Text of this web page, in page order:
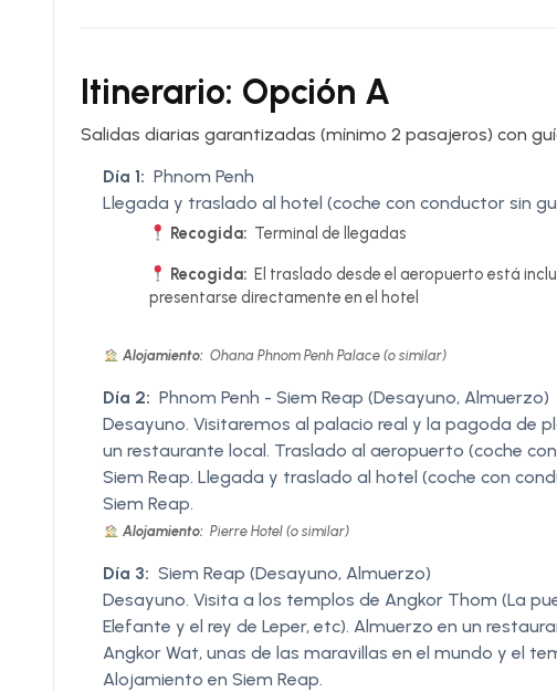
Itinerario: Opción A
Salidas diarias garantizadas (mínimo 2 pasajeros) con
Día 1: Phnom Penh
Llegada y traslado al hotel (coche con conductor sin
Recogida: Terminal de llegadas
Recogida: El traslado desde el aeropuerto está
presentarse directamente en el hotel
Alojamiento: Ohana Phnom Penh Palace (o similar)
Día 2: Phnom Penh - Siem Reap (Desayuno, Almuerzo)
Desayuno. Visitaremos al palacio real y la pagoda de
un restaurante local. Traslado al aeropuerto (coche
Siem Reap. Llegada y traslado al hotel (coche con
Siem Reap.
Alojamiento: Pierre Hotel (o similar)
Día 3: Siem Reap (Desayuno, Almuerzo)
Desayuno. Visita a los templos de Angkor Thom (La
Elefante y el rey de Leper, etc). Almuerzo en un
Angkor Wat, unas de las maravillas en el mundo y el
Alojamiento en Siem Reap.